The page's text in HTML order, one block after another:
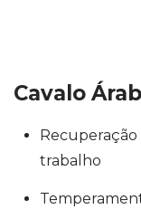
Cavalo
Recuperação
trabalho